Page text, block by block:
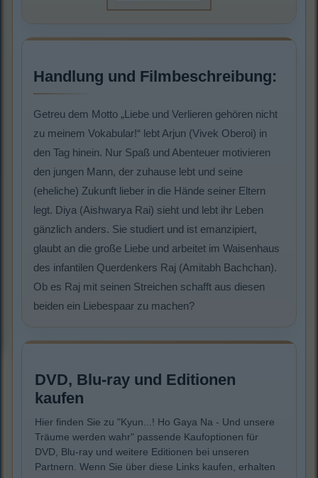
Handlung und Filmbeschreibung:
Getreu dem Motto „Liebe und Verlieren gehören nicht
zu meinem Vokabular!“ lebt Arjun (Vivek Oberoi) in
den Tag hinein. Nur Spaß und Abenteuer motivieren
den jungen Mann, der zuhause lebt und seine
(eheliche) Zukunft lieber in die Hände seiner Eltern
legt. Diya (Aishwarya Rai) sieht und lebt ihr Leben
gänzlich anders. Sie studiert und ist emanzipiert,
glaubt an die große Liebe und arbeitet im Waisenhaus
des infantilen Querdenkers Raj (Amitabh Bachchan).
Ob es Raj mit seinen Streichen schafft aus diesen
beiden ein Liebespaar zu machen?
DVD, Blu-ray und Editionen
kaufen
Hier finden Sie zu "Kyun...! Ho Gaya Na - Und unsere
Träume werden wahr" passende Kaufoptionen für
DVD, Blu-ray und weitere Editionen bei unseren
Partnern. Wenn Sie über diese Links kaufen, erhalten